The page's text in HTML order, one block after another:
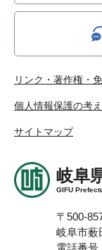
リンク・著作権・
個人情報保護の考
サイトマップ
岐阜
GIFU
〒500-
岐阜市薮
電話番号